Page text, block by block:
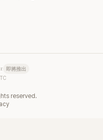
即將推出
reserved.